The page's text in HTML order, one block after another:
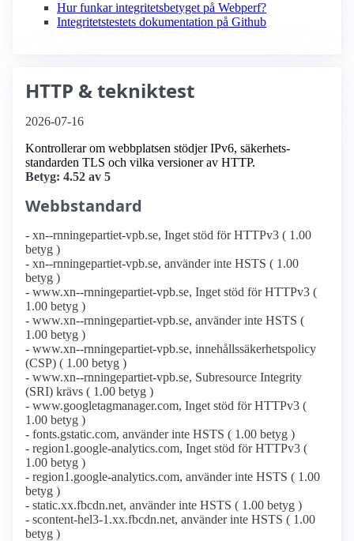
Hur funkar integritetsbetyget på Webperf?
Integritetstestets dokumentation på Github
HTTP & tekniktest
2026-07-16
Kontrollerar om webbplatsen stödjer IPv6, säkerhets­
standarden TLS och vilka versioner av HTTP.
Betyg: 4.52 av 5
Webbstandard
- xn--rnningepartiet-vpb.se, Inget stöd för HTTPv3 ( 1.00
betyg )
- xn--rnningepartiet-vpb.se, använder inte HSTS ( 1.00
betyg )
- www.xn--rnningepartiet-vpb.se, Inget stöd för HTTPv3 (
1.00 betyg )
- www.xn--rnningepartiet-vpb.se, använder inte HSTS (
1.00 betyg )
- www.xn--rnningepartiet-vpb.se, innehållssäkerhetspolicy
(CSP) ( 1.00 betyg )
- www.xn--rnningepartiet-vpb.se, Subresource Integrity
(SRI) krävs ( 1.00 betyg )
- www.googletagmanager.com, Inget stöd för HTTPv3 (
1.00 betyg )
- fonts.gstatic.com, använder inte HSTS ( 1.00 betyg )
- region1.google-analytics.com, Inget stöd för HTTPv3 (
1.00 betyg )
- region1.google-analytics.com, använder inte HSTS ( 1.00
betyg )
- static.xx.fbcdn.net, använder inte HSTS ( 1.00 betyg )
- scontent-hel3-1.xx.fbcdn.net, använder inte HSTS ( 1.00
betyg )